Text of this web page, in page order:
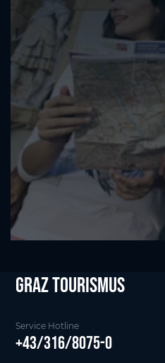
Graz tourismus
Service Hotline
+43/316/8075-0